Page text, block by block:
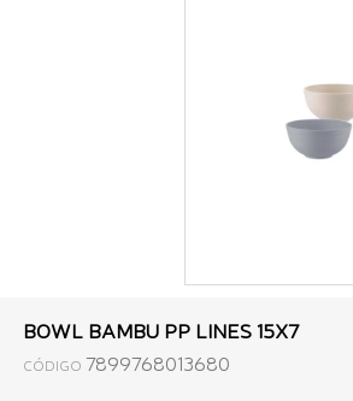
BOWL BAMBU PP LINES 15X7
CÓDIGO 7899768013680